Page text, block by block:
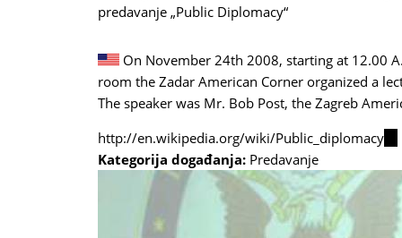
predavanje „Public Diplomacy“
On November 24th 2008, starting at 12.00
room the Zadar American Corner organized a
The speaker was Mr. Bob Post, the Zagreb
http://en.wikipedia.org/wiki/Public_diplomacy
Kategorija događanja: Predavanje